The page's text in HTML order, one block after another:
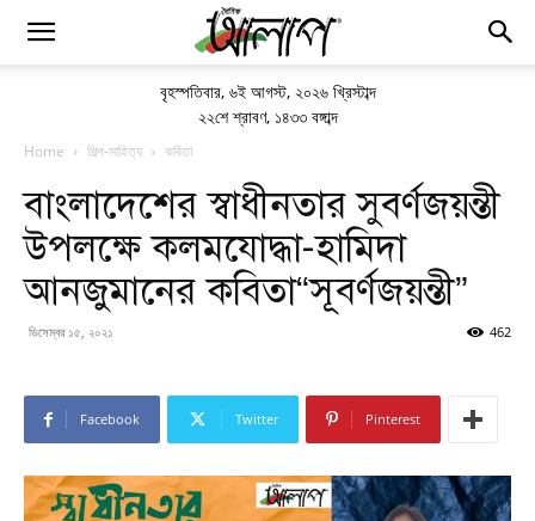
বৃহস্পতিবার, ৬ই আগস্ট, ২০২৬ খ্রিস্টাব্দ
২২শে শ্রাবণ, ১৪৩৩ বঙ্গাব্দ
Home শিল্প-সাহিত্য কবিতা
বাংলাদেশের স্বাধীনতার সুবর্ণজয়ন্তী
উপলক্ষে কলমযোদ্ধা-হামিদা
আনজুমানের কবিতা“সূবর্ণজয়ন্তী”
ডিসেম্বর ১৫, ২০২১ 462
Facebook Twitter Pinterest